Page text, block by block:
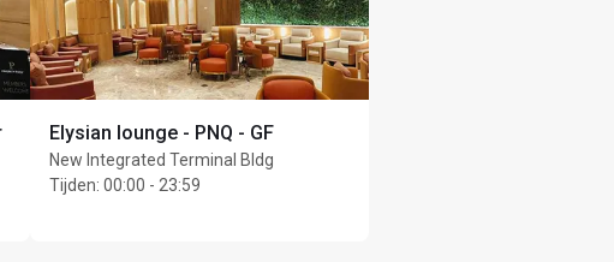
Elysian lounge - PNQ - GF
New Integrated Terminal Bldg
Tijden: 00:00 - 23:59